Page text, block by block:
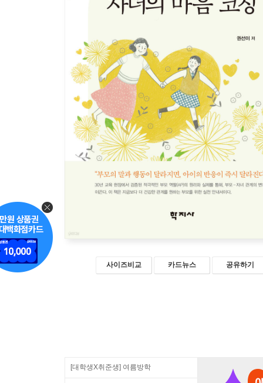
사이즈비교 카드뉴스 공유하기
[대학생X취준생] 여름방학